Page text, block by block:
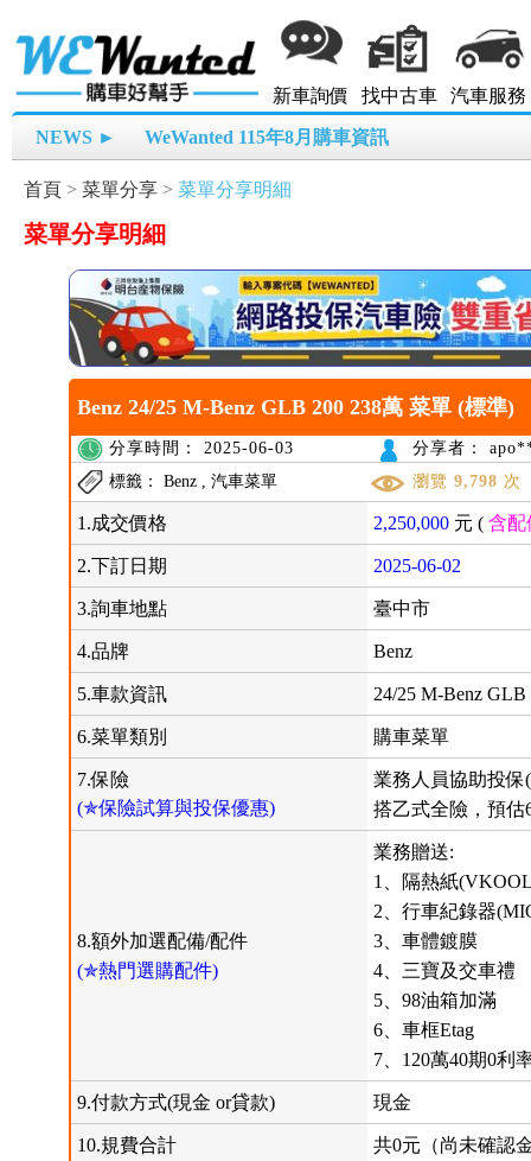
新車詢價 找中古車 汽車服務
NEWS ► WeWanted 115年8月購車資訊
首頁 > 菜單分享 > 菜單分享明細
菜單分享明細
Benz 24/25 M-Benz GLB 200 238萬 菜單 (標準)
分享時間： 2025-06-03
分享者：
標籤： Benz , 汽車菜單
瀏覽 9,798 次
1.成交價格 2,250,000 元 (含配
2.下訂日期 2025-06-02
3.詢車地點 臺中市
4.品牌 Benz
5.車款資訊 24/25 M-Benz GLB
6.菜單類別 購車菜單
7.保險
(✯保險試算與投保優惠)
業務人員協助投保
搭乙式全險，預估
8.額外加選配備/配件
(✯熱門選購配件)
業務贈送:
1、隔熱紙
2、行車紀錄器
3、車體鍍膜
4、三寶及交車禮
5、98油箱加滿
6、車框Etag
7、120萬40期0利
9.付款方式(現金 or貸款) 現金
10.規費合計 共0元（尚未確認